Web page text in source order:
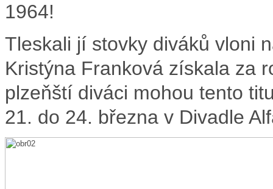
1964!
Tleskali jí stovky diváků vloni
Kristýna Franková získala za
plzeňští diváci mohou tento
21. do 24. března v Divadle